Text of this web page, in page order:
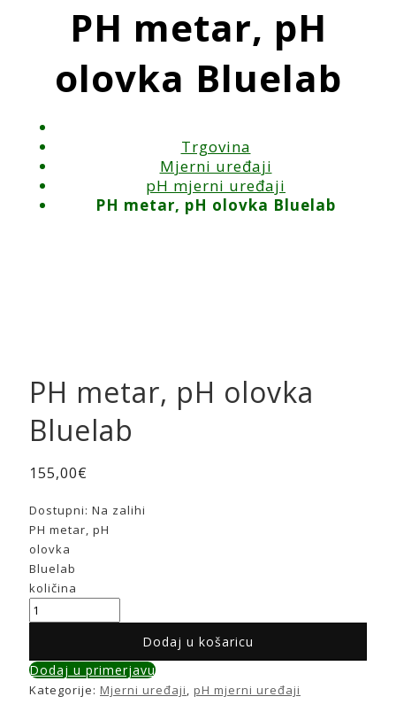
PH metar, pH
olovka Bluelab
Trgovina
Mjerni uređaji
pH mjerni uređaji
PH metar, pH olovka Bluelab
PH metar, pH olovka
Bluelab
155,00€
Dostupni: Na zalihi
PH metar, pH
olovka
Bluelab
količina
Dodaj u košaricu
Dodaj u primerjavu
Kategorije: Mjerni uređaji, pH mjerni uređaji